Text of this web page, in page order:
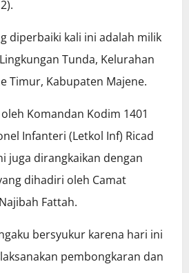
diperbaiki kali ini adalah milik
Tunda, Kelurahan
Timur, Kabupaten Majene.
Komandan Kodim 1401
Infanteri (Letkol Inf) Ricad
juga dirangkaikan dengan
dihadiri oleh Camat
Fattah.
bersyukur karena hari ini
pembongkaran dan